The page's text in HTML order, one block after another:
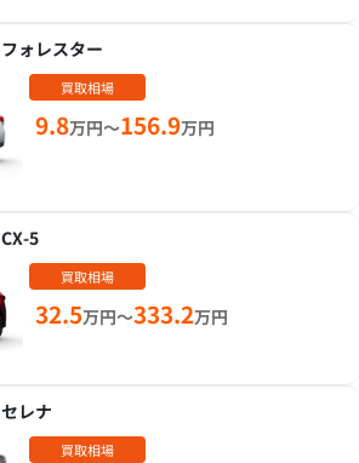
フォレスター
買取相場
9.8万円～156.9万円
CX-5
買取相場
32.5万円～333.2万円
セレナ
買取相場